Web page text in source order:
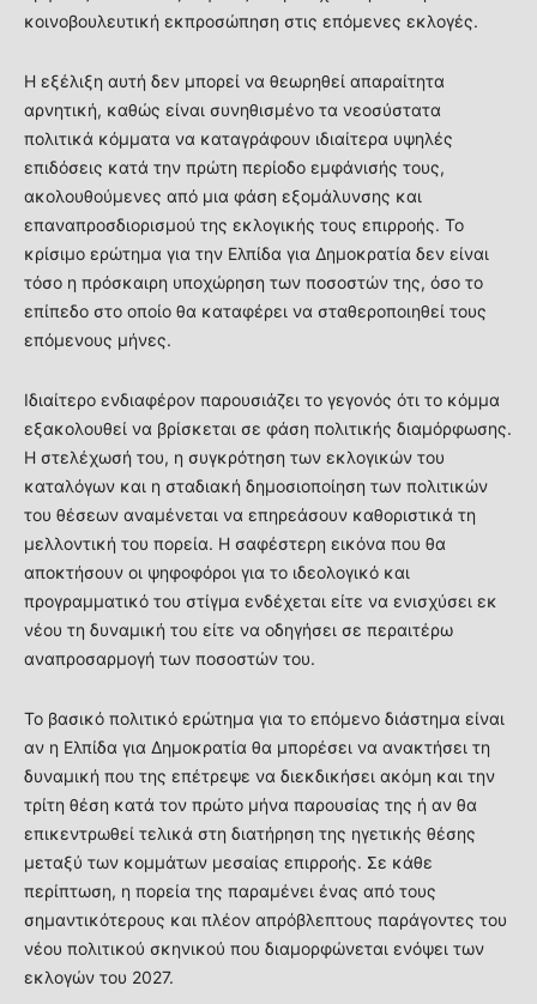
κοινοβουλευτική εκπροσώπηση στις επόμενες εκλογές.
Η εξέλιξη αυτή δεν μπορεί να θεωρηθεί απαραίτητα
αρνητική, καθώς είναι συνηθισμένο τα νεοσύστατα
πολιτικά κόμματα να καταγράφουν ιδιαίτερα υψηλές
επιδόσεις κατά την πρώτη περίοδο εμφάνισής τους,
ακολουθούμενες από μια φάση εξομάλυνσης και
επαναπροσδιορισμού της εκλογικής τους επιρροής. Το
κρίσιμο ερώτημα για την Ελπίδα για Δημοκρατία δεν είναι
τόσο η πρόσκαιρη υποχώρηση των ποσοστών της, όσο το
επίπεδο στο οποίο θα καταφέρει να σταθεροποιηθεί τους
επόμενους μήνες.
Ιδιαίτερο ενδιαφέρον παρουσιάζει το γεγονός ότι το κόμμα
εξακολουθεί να βρίσκεται σε φάση πολιτικής διαμόρφωσης.
Η στελέχωσή του, η συγκρότηση των εκλογικών του
καταλόγων και η σταδιακή δημοσιοποίηση των πολιτικών
του θέσεων αναμένεται να επηρεάσουν καθοριστικά τη
μελλοντική του πορεία. Η σαφέστερη εικόνα που θα
αποκτήσουν οι ψηφοφόροι για το ιδεολογικό και
προγραμματικό του στίγμα ενδέχεται είτε να ενισχύσει εκ
νέου τη δυναμική του είτε να οδηγήσει σε περαιτέρω
αναπροσαρμογή των ποσοστών του.
Το βασικό πολιτικό ερώτημα για το επόμενο διάστημα είναι
αν η Ελπίδα για Δημοκρατία θα μπορέσει να ανακτήσει τη
δυναμική που της επέτρεψε να διεκδικήσει ακόμη και την
τρίτη θέση κατά τον πρώτο μήνα παρουσίας της ή αν θα
επικεντρωθεί τελικά στη διατήρηση της ηγετικής θέσης
μεταξύ των κομμάτων μεσαίας επιρροής. Σε κάθε
περίπτωση, η πορεία της παραμένει ένας από τους
σημαντικότερους και πλέον απρόβλεπτους παράγοντες του
νέου πολιτικού σκηνικού που διαμορφώνεται ενόψει των
εκλογών του 2027.